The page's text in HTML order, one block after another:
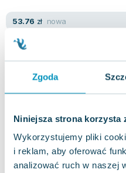
Zgoda
Niniejsza strona korzysta
Wykorzystujemy pliki
i reklam, aby oferować
analizować ruch w naszej
53.76 zł nowa
57.90
Żołnierz
granicami
odznaki i
110 procent,
Używana